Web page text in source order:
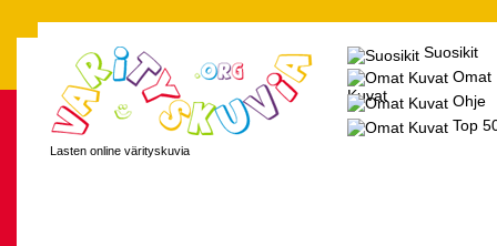
Lasten online värityskuvia
Suosikit
Omat
Kuvat
Ohje
Top